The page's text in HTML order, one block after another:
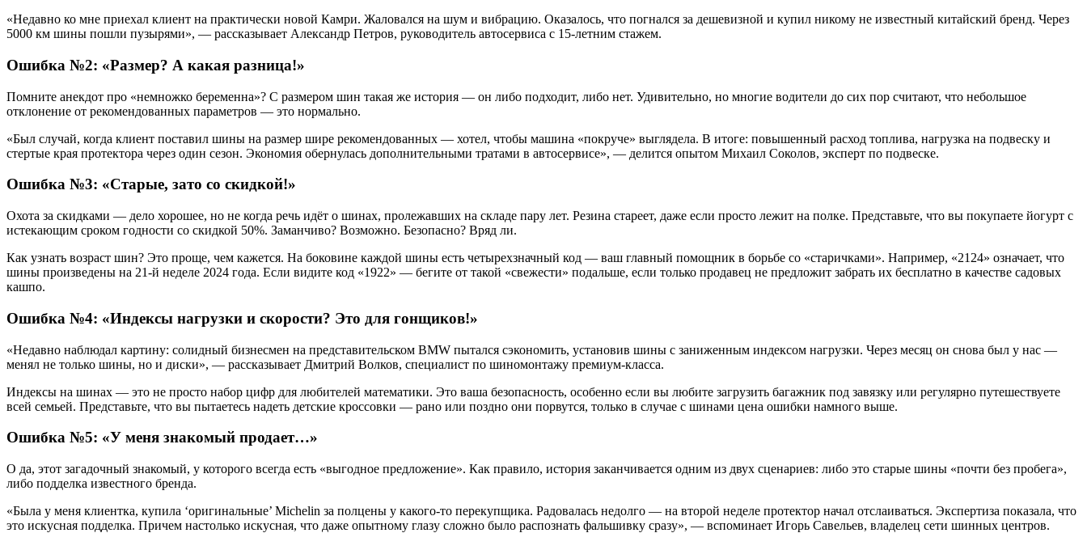
«Недавно ко мне приехал клиент на практически новой Камри. Жаловался на шум и вибрацию. Оказалось, что погнался за дешевизной и купил никому не известный китайский бренд. Через
5000 км шины пошли пузырями», — рассказывает Александр Петров, руководитель автосервиса с 15-летним стажем.
Ошибка №2: «Размер? А какая разница!»
Помните анекдот про «немножко беременна»? С размером шин такая же история — он либо подходит, либо нет. Удивительно, но многие водители до сих пор считают, что небольшое
отклонение от рекомендованных параметров — это нормально.
«Был случай, когда клиент поставил шины на размер шире рекомендованных — хотел, чтобы машина «покруче» выглядела. В итоге: повышенный расход топлива, нагрузка на подвеску и
стертые края протектора через один сезон. Экономия обернулась дополнительными тратами в автосервисе», — делится опытом Михаил Соколов, эксперт по подвеске.
Ошибка №3: «Старые, зато со скидкой!»
Охота за скидками — дело хорошее, но не когда речь идёт о шинах, пролежавших на складе пару лет. Резина стареет, даже если просто лежит на полке. Представьте, что вы покупаете йогурт с
истекающим сроком годности со скидкой 50%. Заманчиво? Возможно. Безопасно? Вряд ли.
Как узнать возраст шин? Это проще, чем кажется. На боковине каждой шины есть четырехзначный код — ваш главный помощник в борьбе со «старичками». Например, «2124» означает, что
шины произведены на 21-й неделе 2024 года. Если видите код «1922» — бегите от такой «свежести» подальше, если только продавец не предложит забрать их бесплатно в качестве садовых
кашпо.
Ошибка №4: «Индексы нагрузки и скорости? Это для гонщиков!»
«Недавно наблюдал картину: солидный бизнесмен на представительском BMW пытался сэкономить, установив шины с заниженным индексом нагрузки. Через месяц он снова был у нас —
менял не только шины, но и диски», — рассказывает Дмитрий Волков, специалист по шиномонтажу премиум-класса.
Индексы на шинах — это не просто набор цифр для любителей математики. Это ваша безопасность, особенно если вы любите загрузить багажник под завязку или регулярно путешествуете
всей семьей. Представьте, что вы пытаетесь надеть детские кроссовки — рано или поздно они порвутся, только в случае с шинами цена ошибки намного выше.
Ошибка №5: «У меня знакомый продает…»
О да, этот загадочный знакомый, у которого всегда есть «выгодное предложение». Как правило, история заканчивается одним из двух сценариев: либо это старые шины «почти без пробега»,
либо подделка известного бренда.
«Была у меня клиентка, купила ‘оригинальные’ Michelin за полцены у какого-то перекупщика. Радовалась недолго — на второй неделе протектор начал отслаиваться. Экспертиза показала, что
это искусная подделка. Причем настолько искусная, что даже опытному глазу сложно было распознать фальшивку сразу», — вспоминает Игорь Савельев, владелец сети шинных центров.